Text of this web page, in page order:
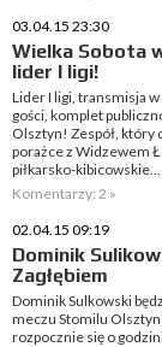
03.04.15 23:30
Wielka Sobota
lider I ligi!
Lider I ligi, transmisja
gości, komplet
Olsztyn! Zespół, który
porażce z Widzewem
piłkarsko-kibicowskie...
Komentarzy: 2 »
02.04.15 09:19
Dominik
Zagłębiem
Dominik Sulkowski
meczu Stomilu Olsztyn
rozpocznie się o